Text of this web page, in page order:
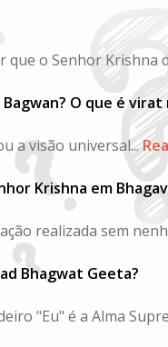
o Senhor Krishna
O que é virat
a visão universal...
Krishna em
realizada sem
Bhagwat Geeta?
"Eu" é a Alma